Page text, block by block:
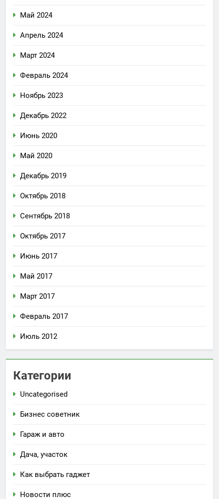
Май 2024
Апрель 2024
Март 2024
Февраль 2024
Ноябрь 2023
Декабрь 2022
Июнь 2020
Май 2020
Декабрь 2019
Октябрь 2018
Сентябрь 2018
Октябрь 2017
Июнь 2017
Май 2017
Март 2017
Февраль 2017
Июль 2012
Категории
Uncategorised
Бизнес советник
Гараж и авто
Дача, участок
Как выбрать гаджет
Новости плюс